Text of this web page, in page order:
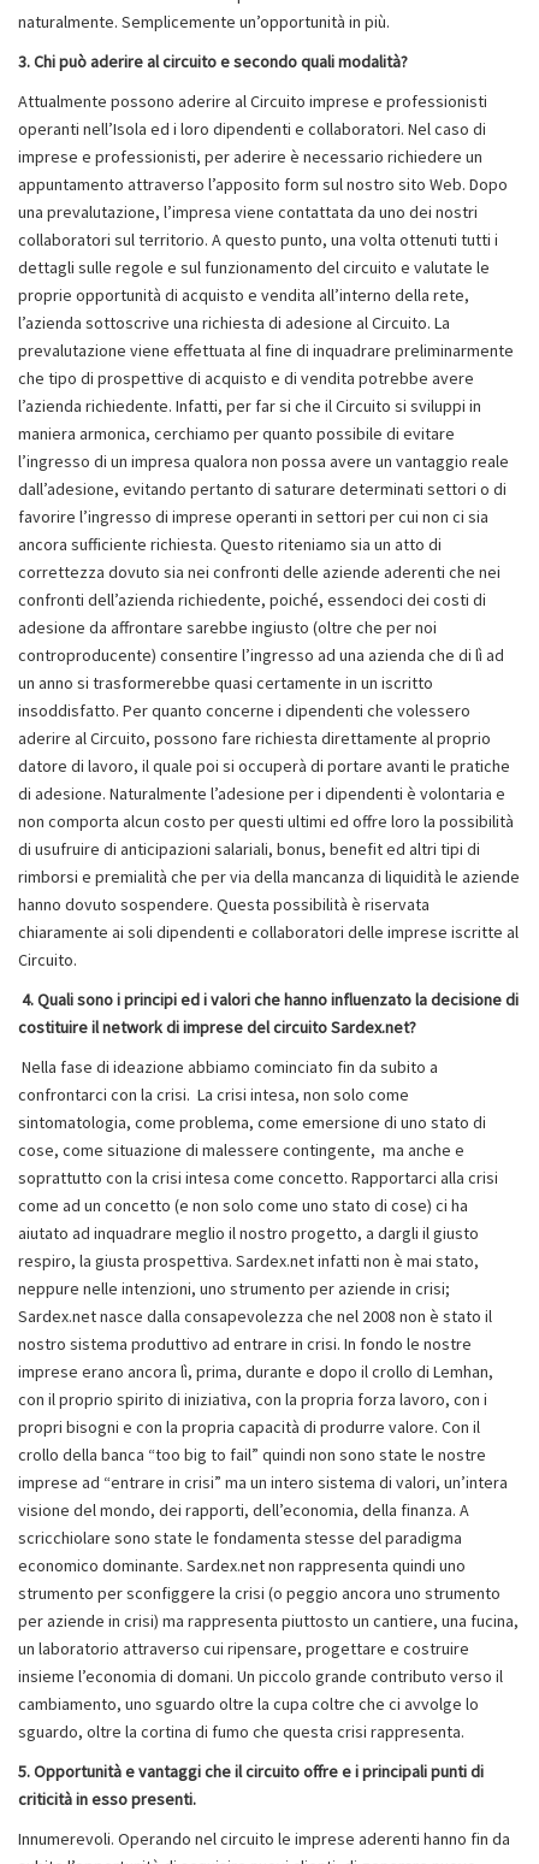
naturalmente. Semplicemente un’opportunità in più.
3. Chi può aderire al circuito e secondo quali modalità?
Attualmente possono aderire al Circuito imprese e professionisti
operanti nell’Isola ed i loro dipendenti e collaboratori. Nel caso di
imprese e professionisti, per aderire è necessario richiedere un
appuntamento attraverso l’apposito form sul nostro sito Web. Dopo
una prevalutazione, l’impresa viene contattata da uno dei nostri
collaboratori sul territorio. A questo punto, una volta ottenuti tutti i
dettagli sulle regole e sul funzionamento del circuito e valutate le
proprie opportunità di acquisto e vendita all’interno della rete,
l’azienda sottoscrive una richiesta di adesione al Circuito. La
prevalutazione viene effettuata al fine di inquadrare preliminarmente
che tipo di prospettive di acquisto e di vendita potrebbe avere
l’azienda richiedente. Infatti, per far si che il Circuito si sviluppi in
maniera armonica, cerchiamo per quanto possibile di evitare
l’ingresso di un impresa qualora non possa avere un vantaggio reale
dall’adesione, evitando pertanto di saturare determinati settori o di
favorire l’ingresso di imprese operanti in settori per cui non ci sia
ancora sufficiente richiesta. Questo riteniamo sia un atto di
correttezza dovuto sia nei confronti delle aziende aderenti che nei
confronti dell’azienda richiedente, poiché, essendoci dei costi di
adesione da affrontare sarebbe ingiusto (oltre che per noi
controproducente) consentire l’ingresso ad una azienda che di lì ad
un anno si trasformerebbe quasi certamente in un iscritto
insoddisfatto. Per quanto concerne i dipendenti che volessero
aderire al Circuito, possono fare richiesta direttamente al proprio
datore di lavoro, il quale poi si occuperà di portare avanti le pratiche
di adesione. Naturalmente l’adesione per i dipendenti è volontaria e
non comporta alcun costo per questi ultimi ed offre loro la possibilità
di usufruire di anticipazioni salariali, bonus, benefit ed altri tipi di
rimborsi e premialità che per via della mancanza di liquidità le aziende
hanno dovuto sospendere. Questa possibilità è riservata
chiaramente ai soli dipendenti e collaboratori delle imprese iscritte al
Circuito.
4. Quali sono i principi ed i valori che hanno influenzato la decisione di
costituire il network di imprese del circuito Sardex.net?
Nella fase di ideazione abbiamo cominciato fin da subito a
confrontarci con la crisi. La crisi intesa, non solo come
sintomatologia, come problema, come emersione di uno stato di
cose, come situazione di malessere contingente, ma anche e
soprattutto con la crisi intesa come concetto. Rapportarci alla crisi
come ad un concetto (e non solo come uno stato di cose) ci ha
aiutato ad inquadrare meglio il nostro progetto, a dargli il giusto
respiro, la giusta prospettiva. Sardex.net infatti non è mai stato,
neppure nelle intenzioni, uno strumento per aziende in crisi;
Sardex.net nasce dalla consapevolezza che nel 2008 non è stato il
nostro sistema produttivo ad entrare in crisi. In fondo le nostre
imprese erano ancora lì, prima, durante e dopo il crollo di Lemhan,
con il proprio spirito di iniziativa, con la propria forza lavoro, con i
propri bisogni e con la propria capacità di produrre valore. Con il
crollo della banca “too big to fail” quindi non sono state le nostre
imprese ad “entrare in crisi” ma un intero sistema di valori, un’intera
visione del mondo, dei rapporti, dell’economia, della finanza. A
scricchiolare sono state le fondamenta stesse del paradigma
economico dominante. Sardex.net non rappresenta quindi uno
strumento per sconfiggere la crisi (o peggio ancora uno strumento
per aziende in crisi) ma rappresenta piuttosto un cantiere, una fucina,
un laboratorio attraverso cui ripensare, progettare e costruire
insieme l’economia di domani. Un piccolo grande contributo verso il
cambiamento, uno sguardo oltre la cupa coltre che ci avvolge lo
sguardo, oltre la cortina di fumo che questa crisi rappresenta.
5. Opportunità e vantaggi che il circuito offre e i principali punti di
criticità in esso presenti.
Innumerevoli. Operando nel circuito le imprese aderenti hanno fin da